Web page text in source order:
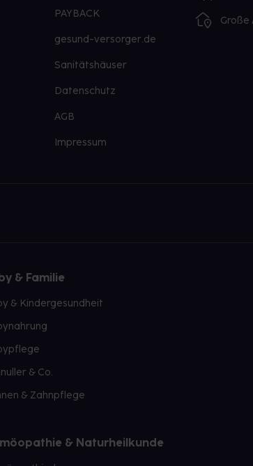
PAYBACK
gesund-versorger.de
Sanitätshäuser
Datenschutz
AGB
Impressum
Große
& Familie
& Kindergesundheit
& Co.
& Zahnpflege
& Naturheilkunde